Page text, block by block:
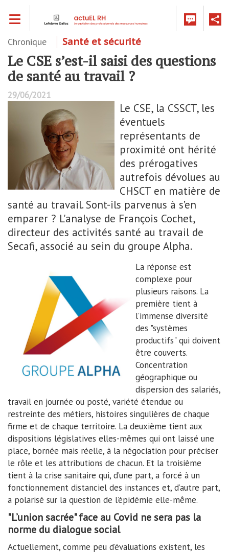
contenu
Chronique Santé et sécurité
Le CSE s’est-il saisi des questions
de santé au travail ?
29/06/2021
Le CSE, la CSSCT, les
éventuels
représentants de
proximité ont hérité
des prérogatives
autrefois dévolues au
CHSCT en matière de
santé au travail. Sont-ils parvenus à s’en
emparer ? L'analyse de François Cochet,
directeur des activités santé au travail de
Secafi, associé au sein du groupe Alpha.
La réponse est
complexe pour
plusieurs raisons. La
première tient à
l’immense diversité
des "systèmes
productifs" qui doivent
être couverts.
Concentration
géographique ou
dispersion des salariés,
travail en journée ou posté, variété étendue ou
restreinte des métiers, histoires singulières de chaque
firme et de chaque territoire. La deuxième tient aux
dispositions législatives elles-mêmes qui ont laissé une
place, bornée mais réelle, à la négociation pour préciser
le rôle et les attributions de chacun. Et la troisième
tient à la crise sanitaire qui, d’une part, a forcé à un
fonctionnement distanciel des instances et, d’autre part,
a polarisé sur la question de l’épidémie elle-même.
"L’union sacrée" face au Covid ne sera pas la
norme du dialogue social
Actuellement, comme peu d’évaluations existent, les